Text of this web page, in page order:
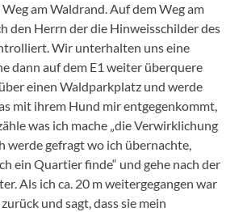
am Waldrand. Auf dem Weg am
den Herrn der die Hinweisschilder des
Wir unterhalten uns eine
dann auf dem E1 weiter überquere
einen Waldparkplatz und werde
mit ihrem Hund mir entgegenkommt,
was ich mache „die Verwirklichung
werde gefragt wo ich übernachte,
ein Quartier finde“ und gehe nach der
Als ich ca. 20 m weitergegangen war
und sagt, dass sie mein